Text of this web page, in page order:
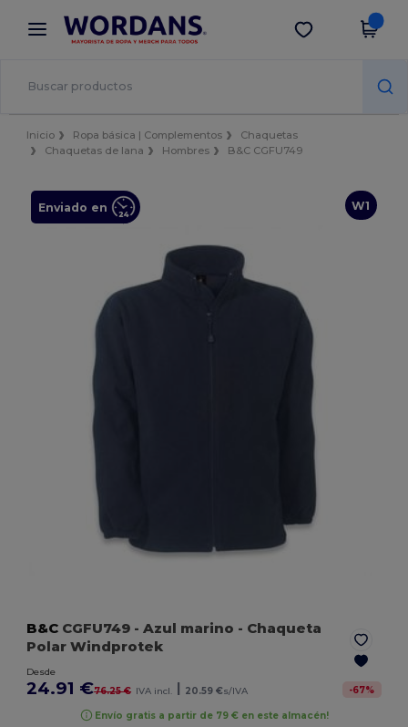
× App de Wordans
¡Mejores precios en app!
Descargar app
Inicio Ropa básica | Complementos
Chaquetas
Chaquetas de lana
Hombres B&C CGFU749
W1
Enviado en
B&C CGFU749 - Azul marino - Chaqueta
Polar Windprotek
Desde
24.91 €76.25 € IVA incl. 20.59 €s/IVA -67%
Envío gratis a partir de 79 € en este almacén!